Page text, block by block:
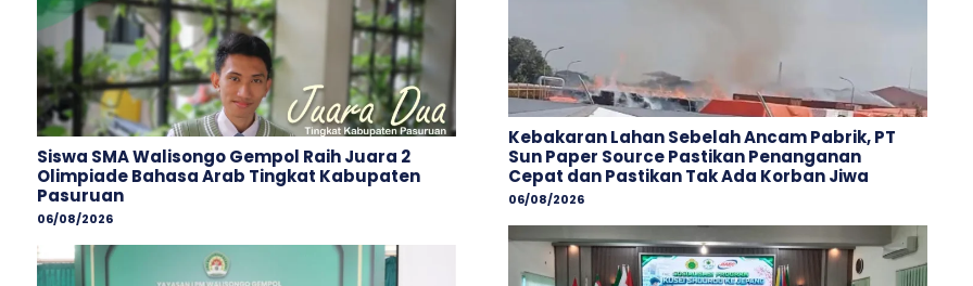
Siswa SMA Walisongo Gempol Raih Juara 2
Olimpiade Bahasa Arab Tingkat Kabupaten
Pasuruan
06/08/2026
Kebakaran Lahan Sebelah Ancam Pabrik, PT
Sun Paper Source Pastikan Penanganan
Cepat dan Pastikan Tak Ada Korban Jiwa
06/08/2026